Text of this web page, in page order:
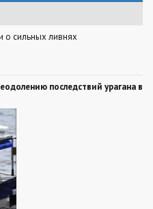
о сильных ливнях
последствий урагана в